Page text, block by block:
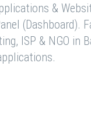
&
(Dashboard).
ISP & NGO in